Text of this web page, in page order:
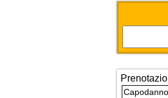
Capodanno